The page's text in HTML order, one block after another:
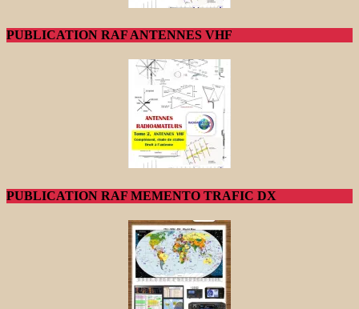
PUBLICATION RAF ANTENNES VHF
PUBLICATION RAF MEMENTO TRAFIC DX